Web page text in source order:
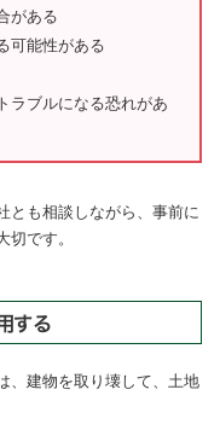
がある
可能性がある
ラブルになる恐れがあ
とも相談しながら、事前に
です。
する
、建物を取り壊して、土地